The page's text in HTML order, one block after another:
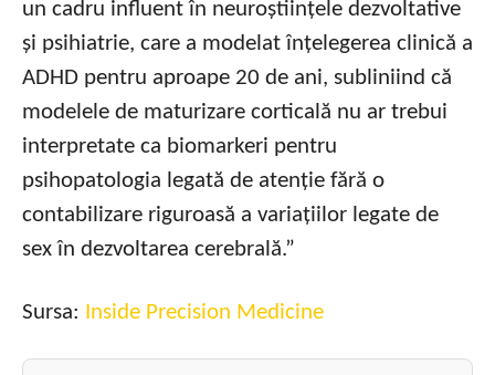
un cadru influent în neuroștiințele dezvoltative
și psihiatrie, care a modelat înțelegerea clinică a
ADHD pentru aproape 20 de ani, subliniind că
modelele de maturizare corticală nu ar trebui
interpretate ca biomarkeri pentru
psihopatologia legată de atenție fără o
contabilizare riguroasă a variațiilor legate de
sex în dezvoltarea cerebrală.”
Sursa: Inside Precision Medicine